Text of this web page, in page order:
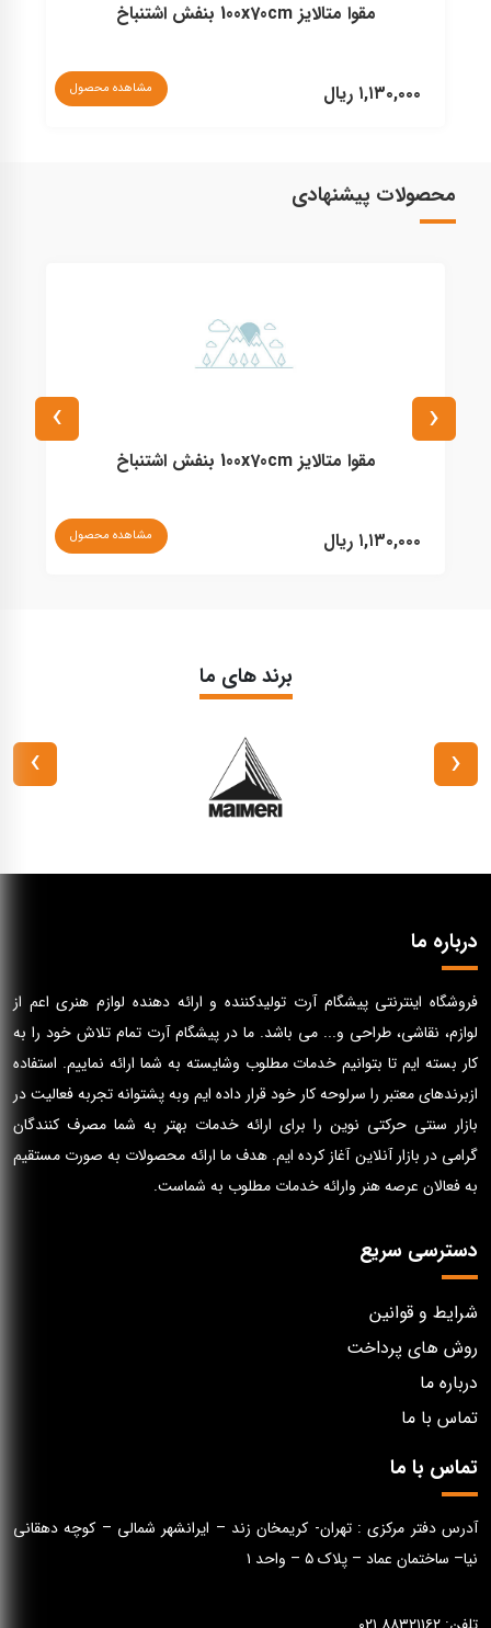
مقوا متالایز 100x70cm بنفش اشتنباخ
۱,۱۳۰,۰۰۰ ریال مشاهده محصول
محصولات پیشنهادی
مقوا متالایز 100x70cm بنفش اشتنباخ
۱,۱۳۰,۰۰۰ ریال مشاهده محصول
‹
›
برند های ما
‹
›
درباره ما
فروشگاه اینترنتی پیشگام آرت تولیدکننده و ارائه دهنده لوازم هنری اعم از
لوازم، نقاشی، طراحی و... می باشد. ما در پیشگام آرت تمام تلاش خود را به
کار بسته ایم تا بتوانیم خدمات مطلوب وشایسته به شما ارائه نماییم. استفاده
ازبرندهای معتبر را سرلوحه کار خود قرار داده ایم وبه پشتوانه تجربه فعالیت در
بازار سنتی حرکتی نوین را برای ارائه خدمات بهتر به شما مصرف کنندگان
گرامی در بازار آنلاین آغاز کرده ایم. هدف ما ارائه محصولات به صورت مستقیم
به فعالان عرصه هنر وارائه خدمات مطلوب به شماست.
دسترسی سریع
شرایط و قوانین
روش های پرداخت
درباره ما
تماس با ما
تماس با ما
آدرس دفتر مرکزی : تهران- کریمخان زند – ایرانشهر شمالی – کوچه دهقانی
نیا– ساختمان عماد – پلاک ۵ – واحد ۱